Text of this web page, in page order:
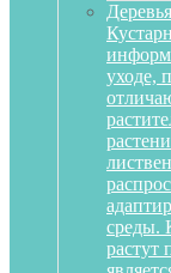
уходе,
среды.
растут